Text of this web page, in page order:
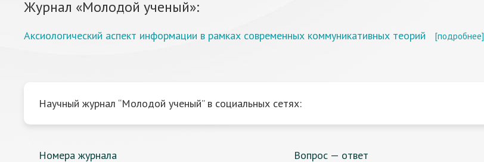
Журнал «Молодой ученый»:
Аксиологический аспект информации в рамках современных коммуникативных теорий [подробнее]
Научный журнал “Молодой ученый” в социальных сетях:
Номера журнала Вопрос — ответ